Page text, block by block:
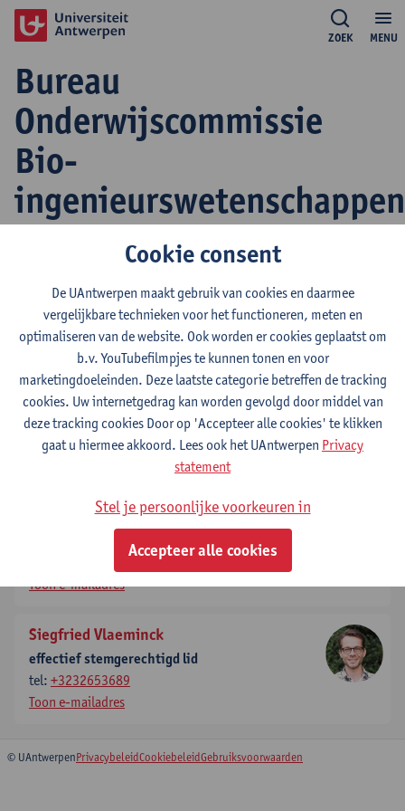
MENU
ZOEK
Bureau
Onderwijscommissie
Bio-
ingenieurswetenschappen
effectief stemgerechtigd lid
tel:
+3232653437
Toon e-mailadres
Tom Tytgat
ondervoorzitter
tel:+3232653925
Sarah Lebeer
effectief stemgerechtigd lid
Toon e-mailadres
Siegfried Vlaeminck
effectief stemgerechtigd lid
tel: +3232653689
Toon e-mailadres
© UAntwerpenPrivacybeleidCookiebeleidGebruiksvoorwaarden
Cookie consent
De UAntwerpen maakt gebruik van cookies en daarmee
vergelijkbare technieken voor het functioneren, meten en
optimaliseren van de website. Ook worden er cookies geplaatst om
b.v. YouTubefilmpjes te kunnen tonen en voor
marketingdoeleinden. Deze laatste categorie betreffen de tracking
cookies. Uw internetgedrag kan worden gevolgd door middel van
deze tracking cookies Door op 'Accepteer alle cookies' te klikken
gaat u hiermee akkoord. Lees ook het UAntwerpen Privacy
statement
Stel je persoonlijke voorkeuren in
Accepteer alle cookies